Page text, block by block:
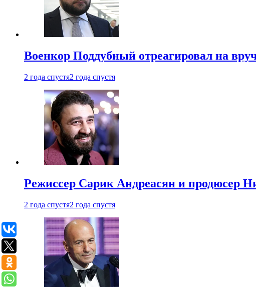
Военкор Поддубный отреагировал на
2 года спустя2 года спустя
Режиссер Сарик Андреасян и продюсер
2 года спустя2 года спустя